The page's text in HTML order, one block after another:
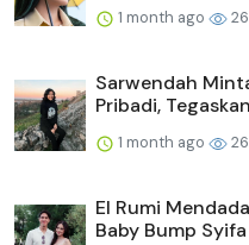
1 month ago
Sarwendah
Pribadi,
1 month ago
El Rumi
Baby Bump Syifa